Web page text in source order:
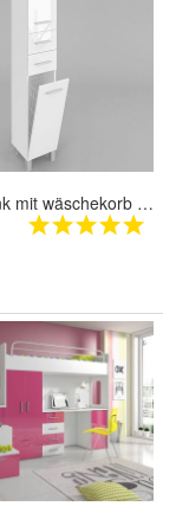
Badschrank mit wäschekorb SW15 188x30/40 cm in Weiß , Schwarz Hochglanz / Matt